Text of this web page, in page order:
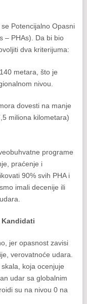
Potencijalno Opasni
– PHAs). Da bi bio
dva kriterijuma:
metara, što je
nivou.
dovesti na manje
miliona kilometara)
programe
praćenje i
90% svih PHA i
imali decenije ili
jer opasnost zavisi
verovatnoće udara.
koja ocenjuje
udar sa globalnim
su na nivou 0 na